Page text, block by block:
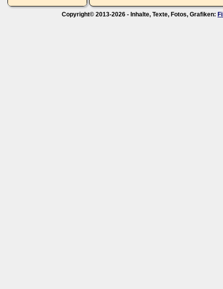
Copyright© 2013-2026 - Inhalte, Texte, Fotos, Grafiken: